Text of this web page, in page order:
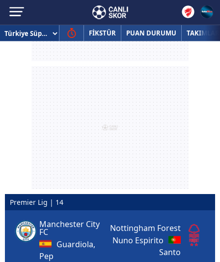
FİKSTÜR PUAN DURUMU TAKIMLAR
Premier Lig | 14
Manchester City
FC
Guardiola,
Pep
Nottingham Forest
Nuno Espirito
Santo